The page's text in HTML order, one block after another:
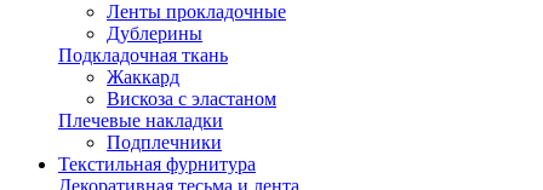
Ленты прокладочные
Дублерины
Подкладочная ткань
Жаккард
Вискоза с эластаном
Плечевые накладки
Подплечники
Текстильная фурнитура
Декоративная тесьма и лента